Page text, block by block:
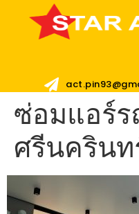
ซ่อมแอร์ร
ศรีนครินท